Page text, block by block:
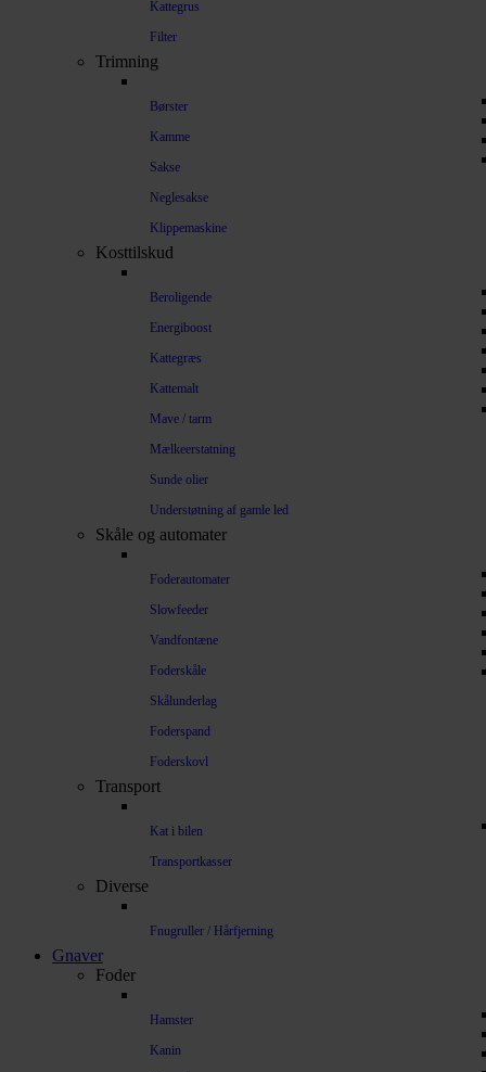
Kattegrus
Filter
Trimning
Børster
Kamme
Sakse
Neglesakse
Klippemaskine
Kosttilskud
Beroligende
Energiboost
Kattegræs
Kattemalt
Mave / tarm
Mælkeerstatning
Sunde olier
Understøtning af gamle led
Skåle og automater
Foderautomater
Slowfeeder
Vandfontæne
Foderskåle
Skålunderlag
Foderspand
Foderskovl
Transport
Kat i bilen
Transportkasser
Diverse
Fnugruller / Hårfjerning
Gnaver
Foder
Hamster
Kanin